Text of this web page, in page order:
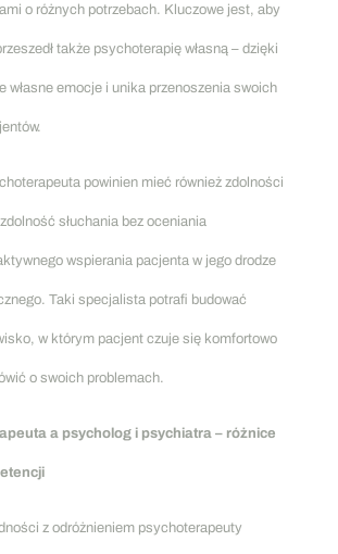
o różnych potrzebach. Kluczowe jest, aby
także psychoterapię własną – dzięki
własne emocje i unika przenoszenia swoich
powinien mieć również zdolności
słuchania bez oceniania
wspierania pacjenta w jego drodze
Taki specjalista potrafi budować
w którym pacjent czuje się komfortowo
o swoich problemach.
a psycholog i psychiatra – różnice
z odróżnieniem psychoterapeuty